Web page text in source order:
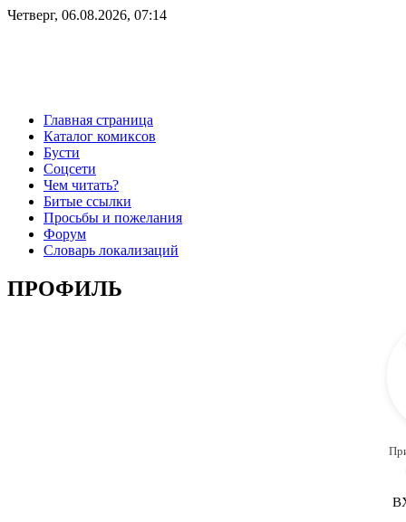
Четверг, 06.08.2026, 07:14
Главная страница
Каталог комиксов
Бусти
Соцсети
Чем читать?
Битые ссылки
Просьбы и пожелания
Форум
Словарь локализаций
ПРОФИЛЬ